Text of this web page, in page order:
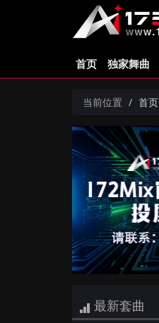
首页 独家舞曲
当前位置 首页
最新套曲